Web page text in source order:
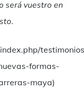
será vuestro en
.
formas-
maya)